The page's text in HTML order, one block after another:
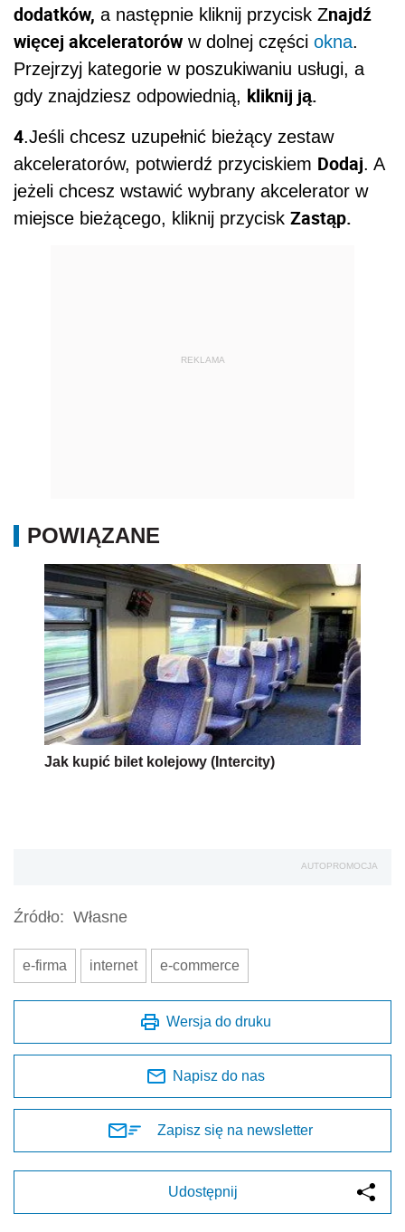
dodatków, a następnie kliknij przycisk Znajdź
więcej akceleratorów w dolnej części okna.
Przejrzyj kategorie w poszukiwaniu usługi, a
gdy znajdziesz odpowiednią, kliknij ją.
4.Jeśli chcesz uzupełnić bieżący zestaw
akceleratorów, potwierdź przyciskiem Dodaj. A
jeżeli chcesz wstawić wybrany akcelerator w
miejsce bieżącego, kliknij przycisk Zastąp.
REKLAMA
POWIĄZANE
Jak kupić bilet kolejowy (Intercity)
AUTOPROMOCJA
Źródło: Własne
e-firma internet e-commerce
Wersja do druku
Napisz do nas
Zapisz się na newsletter
Udostępnij